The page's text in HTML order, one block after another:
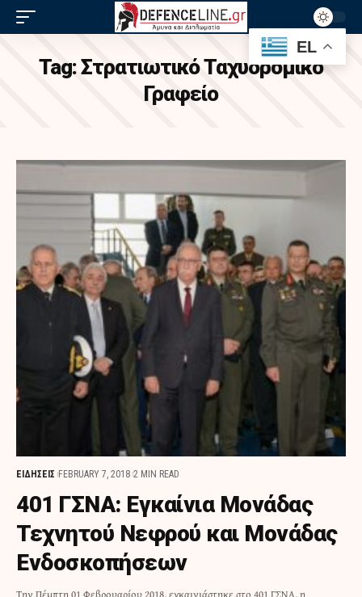
Tag:Στρατιωτικό Ταχυδρομικό
Γραφείο
ΕΙΔΗΣΕΙΣ FEBRUARY 7, 2018 2 MIN READ
401 ΓΣΝΑ: Εγκαίνια Μονάδας
Τεχνητού Νεφρού και Μονάδας
Ενδοσκοπήσεων
EL